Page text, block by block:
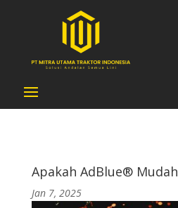
Apakah AdBlue®
Jan 7, 2025